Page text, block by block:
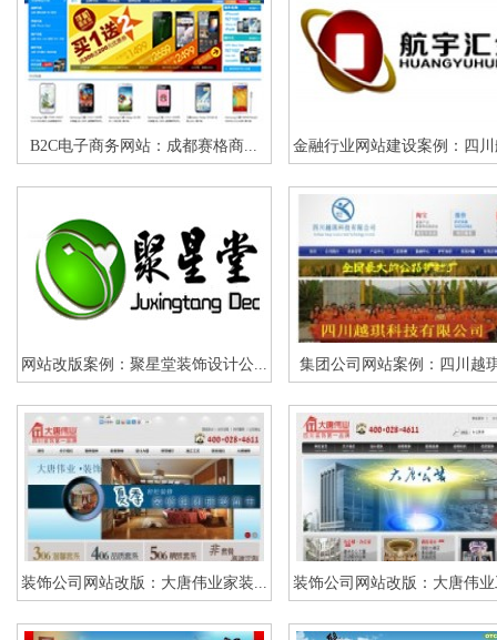
B2C电子商务网站：成都赛格商... 金融行业网站建设案例：四
网站改版案例：聚星堂装饰设计公... 集团公司网站案例：四川越
装饰公司网站改版：大唐伟业家装... 装饰公司网站改版：大唐伟